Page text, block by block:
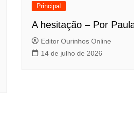
Principal
A hesitação – Por
Editor Ourinhos Online
14 de julho de 2026